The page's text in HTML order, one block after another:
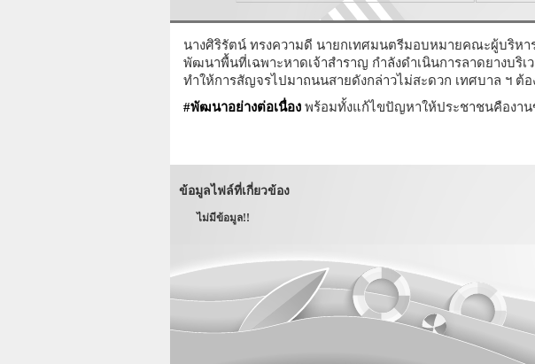
นางศิริรัตน์ ทรงความดี นายกเทศมนตรีมอบหมายคณะผู้บริหา
พัฒนาพื้นที่เฉพาะหาดเจ้าสำราญ กำลังดำเนินการลาดยางบริ
ทำให้การสัญจรไปมาถนนสายดังกล่าวไม่สะดวก เทศบาล ฯ ต้
#พัฒนาอย่างต่อเนื่อง พร้อมทั้งแก้ไขปัญหาให้ประชาชนคืองาน
ข้อมูลไฟล์ที่เกี่ยวข้อง
ไม่มีข้อมูล!!